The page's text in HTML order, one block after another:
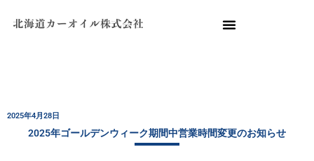
2025年4月28日
2025年ゴールデンウィーク期間中営業時間変更のお知らせ